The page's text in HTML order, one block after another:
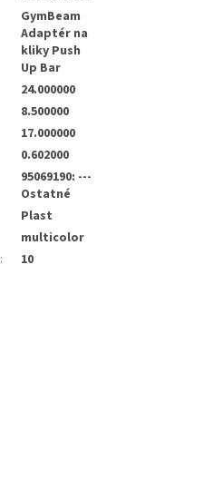
GymBeam
Adaptér na
kliky Push
Up Bar
24.000000
8.500000
17.000000
0.602000
95069190: ---
Ostatné
Plast
multicolor
: 10